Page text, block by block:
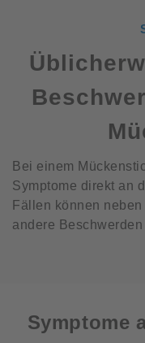
Bei einem
Symptome direkt an
Fällen können
andere Beschwerden
Symptome